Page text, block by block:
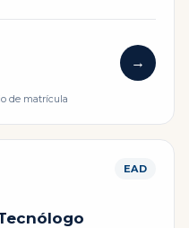
→
de matrícula
EAD